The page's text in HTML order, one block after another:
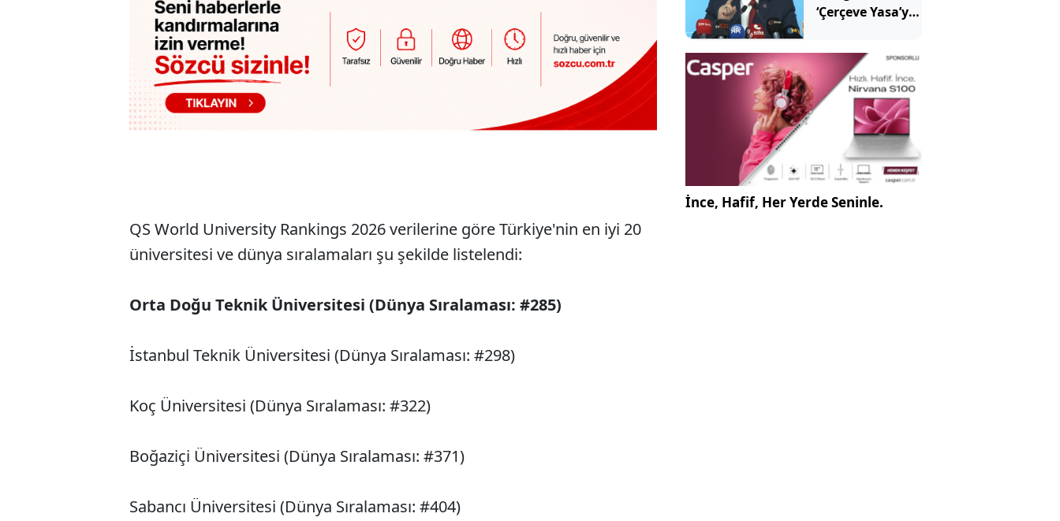
QS World University Rankings 2026 verilerine göre Türkiye'nin en iyi 20
üniversitesi ve dünya sıralamaları şu şekilde listelendi:
Orta Doğu Teknik Üniversitesi (Dünya Sıralaması: #285)
İstanbul Teknik Üniversitesi (Dünya Sıralaması: #298)
Koç Üniversitesi (Dünya Sıralaması: #322)
Boğaziçi Üniversitesi (Dünya Sıralaması: #371)
Sabancı Üniversitesi (Dünya Sıralaması: #404)
‘Çerçeve Yasa’ya
İnce, Hafif, Her Yerde Seninle.